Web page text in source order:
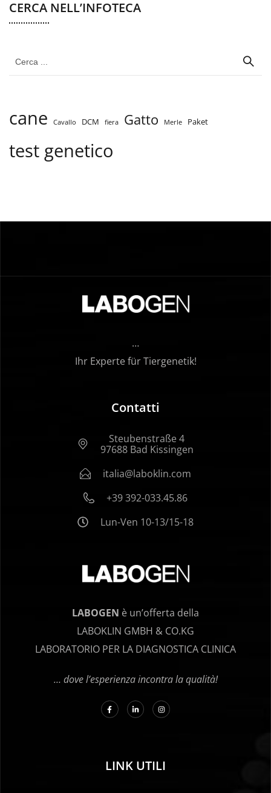
CERCA NELL’INFOTECA
cane Cavallo DCM fiera Gatto Merle Paket
test genetico
…
Ihr Experte für Tiergenetik!
Contatti
Steubenstraße 4
97688 Bad Kissingen
italia@laboklin.com
+39 392-033.45.86
Lun-Ven 10-13/15-18
LABOGEN è un’offerta della
LABOKLIN GMBH & CO.KG
LABORATORIO PER LA DIAGNOSTICA CLINICA
… dove l’esperienza incontra la qualità!
LINK UTILI